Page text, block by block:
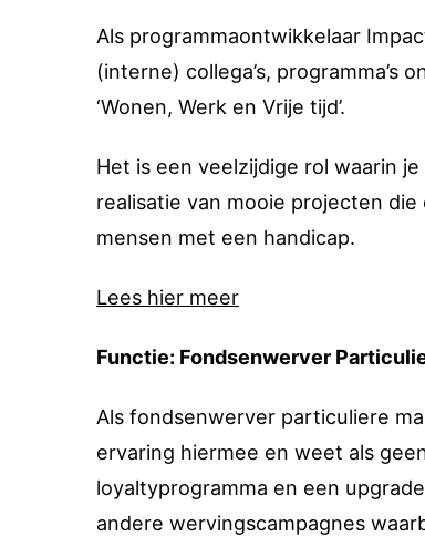
Als programmaontwikkelaar
(interne) collega’s, programma’s
‘Wonen, Werk en Vrije tijd’.
Het is een veelzijdige rol waarin
realisatie van mooie projecten
mensen met een handicap.
Lees hier meer
Functie: Fondsenwerver
Als fondsenwerver particuliere
ervaring hiermee en weet als
loyaltyprogramma en een
andere wervingscampagnes